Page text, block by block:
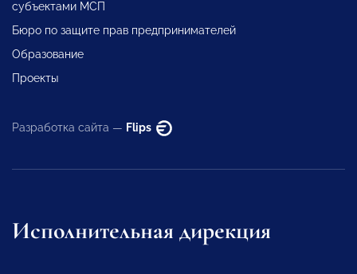
субъектами МСП
Бюро по защите прав предпринимателей
Образование
Проекты
Разработка сайта — Flips
Исполнительная дирекция